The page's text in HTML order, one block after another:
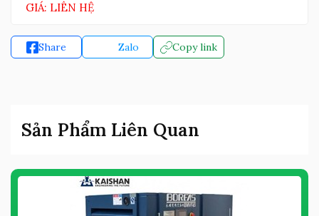
GIÁ: LIÊN HỆ
Share Zalo Copy link
Sản Phẩm Liên Quan